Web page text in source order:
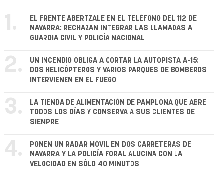
1.
EL FRENTE ABERTZALE EN EL TELÉFONO DEL 112 DE
NAVARRA: RECHAZAN INTEGRAR LAS LLAMADAS A
GUARDIA CIVIL Y POLICÍA NACIONAL
2.
UN INCENDIO OBLIGA A CORTAR LA AUTOPISTA A-15:
DOS HELICÓPTEROS Y VARIOS PARQUES DE BOMBEROS
INTERVIENEN EN EL FUEGO
3.
LA TIENDA DE ALIMENTACIÓN DE PAMPLONA QUE ABRE
TODOS LOS DÍAS Y CONSERVA A SUS CLIENTES DE
SIEMPRE
4.
PONEN UN RADAR MÓVIL EN DOS CARRETERAS DE
NAVARRA Y LA POLICÍA FORAL ALUCINA CON LA
VELOCIDAD EN SÓLO 40 MINUTOS